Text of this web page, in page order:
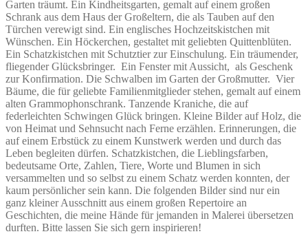
Garten träumt. Ein Kindheitsgarten, gemalt auf einem großen
Schrank aus dem Haus der Großeltern, die als Tauben auf den
Türchen verewigt sind. Ein englisches Hochzeitskistchen mit
Wünschen. Ein Höckerchen, gestaltet mit geliebten Quittenblüten.
Ein Schatzkistchen mit Schutztier zur Einschulung. Ein träumender,
fliegender Glücksbringer. Ein Fenster mit Aussicht, als Geschenk
zur Konfirmation. Die Schwalben im Garten der Großmutter. Vier
Bäume, die für geliebte Familienmitglieder stehen, gemalt auf einem
alten Grammophonschrank. Tanzende Kraniche, die auf
federleichten Schwingen Glück bringen. Kleine Bilder auf Holz, die
von Heimat und Sehnsucht nach Ferne erzählen. Erinnerungen, die
auf einem Erbstück zu einem Kunstwerk werden und durch das
Leben begleiten dürfen. Schatzkistchen, die Lieblingsfarben,
bedeutsame Orte, Zahlen, Tiere, Worte und Blumen in sich
versammelten und so selbst zu einem Schatz werden konnten, der
kaum persönlicher sein kann. Die folgenden Bilder sind nur ein
ganz kleiner Ausschnitt aus einem großen Repertoire an
Geschichten, die meine Hände für jemanden in Malerei übersetzen
durften. Bitte lassen Sie sich gern inspirieren!